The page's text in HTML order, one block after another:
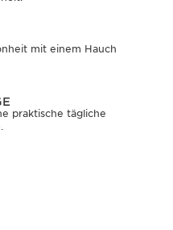
mit einem Hauch
praktische tägliche